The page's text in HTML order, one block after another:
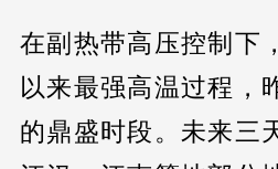
在副热带高压控制下
以来最强高温过程，
的鼎盛时段。未来三